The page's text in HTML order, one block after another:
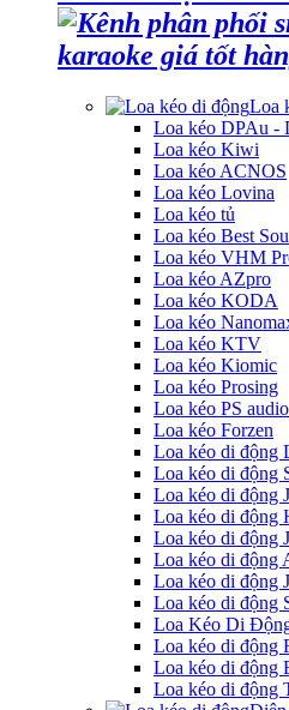
Loa
Loa kéo DPAu -
Loa kéo Kiwi
Loa kéo ACNOS
Loa kéo Lovina
Loa kéo tủ
Loa kéo Best
Loa kéo VHM
Loa kéo AZpro
Loa kéo KODA
Loa kéo
Loa kéo KTV
Loa kéo Kiomic
Loa kéo Prosing
Loa kéo PS audio
Loa kéo Forzen
Loa kéo di động
Loa kéo di động
Loa kéo di động
Loa kéo di động
Loa kéo di động
Loa kéo di động
Loa kéo di động
Loa kéo di động
Loa Kéo Di
Loa kéo di động
Loa kéo di động
Loa kéo di động